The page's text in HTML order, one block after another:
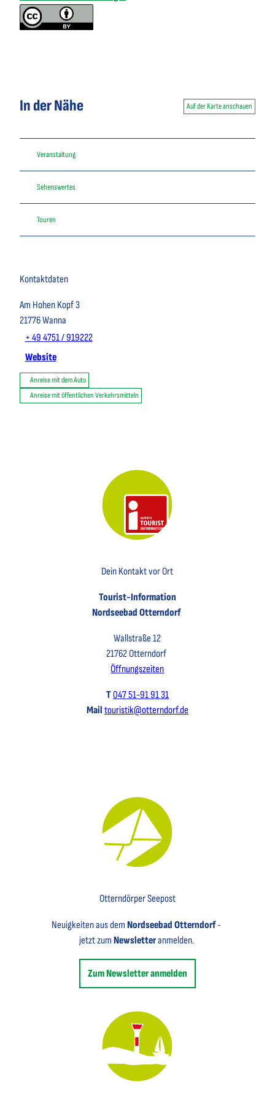
In der Nähe Auf der Karte anschauen
Veranstaltung
Sehenswertes
Touren
Kontaktdaten
Am Hohen Kopf 3
21776Wanna
+ 49 4751 / 919222
Website
Anreise mit dem Auto
Anreise mit öffentlichen Verkehrsmitteln
Dein Kontakt vor Ort
Tourist-Information
Nordseebad Otterndorf
Wallstraße 12
21762 Otterndorf
Öffnungszeiten
T047 51-91 91 31
Mail touristik@otterndorf.de
Otterndörper Seepost
Neuigkeiten aus demNordseebad Otterndorf-
jetzt zum Newsletteranmelden.
Zum Newsletter anmelden